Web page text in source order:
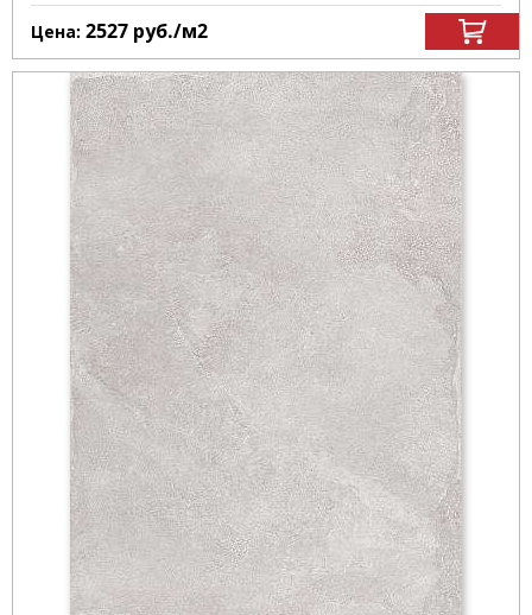
Цена: 2527 руб./м2